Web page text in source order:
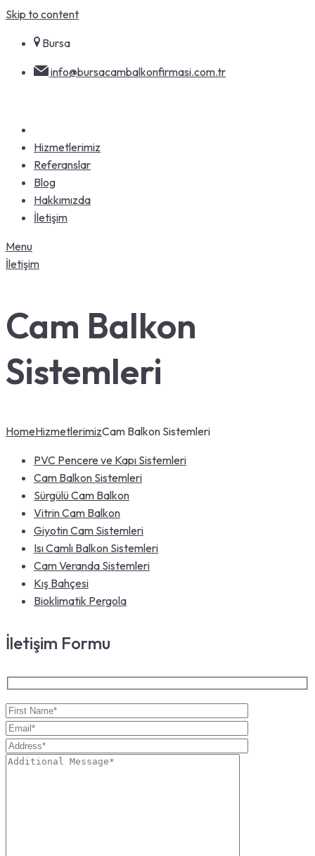
Skip to content
Bursa
info@bursacambalkonfirmasi.com.tr
Hizmetlerimiz
Referanslar
Blog
Hakkımızda
İletişim
Menu
İletişim
Cam Balkon
Sistemleri
HomeHizmetlerimizCam Balkon Sistemleri
PVC Pencere ve Kapı Sistemleri
Cam Balkon Sistemleri
Sürgülü Cam Balkon
Vitrin Cam Balkon
Giyotin Cam Sistemleri
Isı Camlı Balkon Sistemleri
Cam Veranda Sistemleri
Kış Bahçesi
Bioklimatik Pergola
İletişim Formu